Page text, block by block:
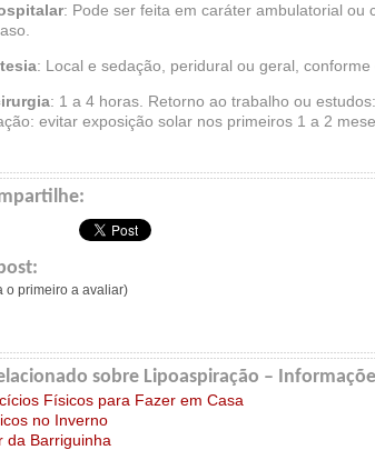
: Pode ser feita em caráter ambulatorial ou
: Local e sedação, peridural ou geral, conforme
: 1 a 4 horas. Retorno ao trabalho ou
evitar exposição solar nos primeiros 1 a 2
o primeiro a avaliar)
sobre Lipoaspiração –
Físicos para Fazer em Casa
no Inverno
da Barriguinha